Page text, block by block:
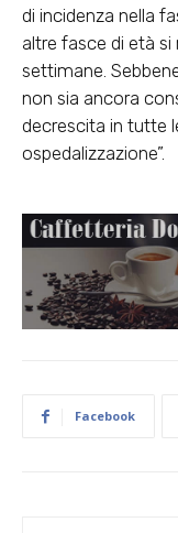
di incidenza nella
altre fasce di età si
settimane.
non sia ancora
decrescita in tutte
ospedalizzazione”.
Facebook